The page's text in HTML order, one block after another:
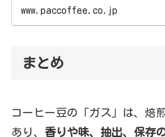
ができます。し
www.paccoffee.co.jp
まとめ
コーヒー豆の「ガス」は、焙
あり、 香りや味、抽出、保存